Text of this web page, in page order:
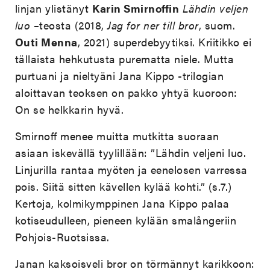
linjan ylistänyt Karin Smirnoffin Lähdin veljen
luo –teosta (2018,Jag for ner till bror, suom.
Outi Menna, 2021) superdebyytiksi. Kriitikko ei
tällaista hehkutusta purematta niele. Mutta
purtuani ja nieltyäni Jana Kippo -trilogian
aloittavan teoksen on pakko yhtyä kuoroon:
On se helkkarin hyvä.
Smirnoff menee muitta mutkitta suoraan
asiaan iskevällä tyylillään: ”Lähdin veljeni luo.
Linjurilla rantaa myöten ja eenelosen varressa
pois. Siitä sitten kävellen kylää kohti.” (s.7.)
Kertoja, kolmikymppinen Jana Kippo palaa
kotiseudulleen, pieneen kylään smalångeriin
Pohjois-Ruotsissa.
Janan kaksoisveli bror on törmännyt karikkoon: